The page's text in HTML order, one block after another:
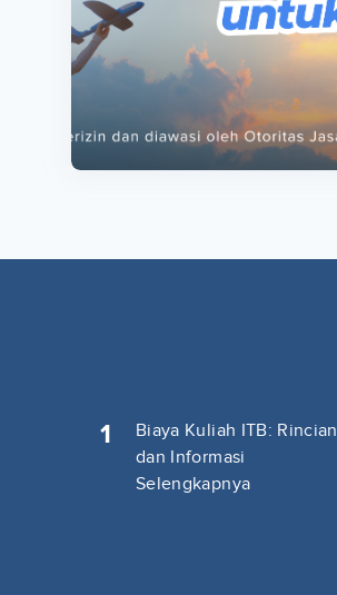
1
Biaya Kuliah ITB: Rincian
dan Informasi
Selengkapnya